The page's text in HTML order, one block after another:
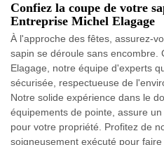
Confiez la coupe de votre
Entreprise Michel Elagage
À l'approche des fêtes, assurez-
sapin se déroule sans encombre.
Elagage, notre équipe d'experts
sécurisée, respectueuse de
Notre solide expérience dans le
équipements de pointe, assure
pour votre propriété. Profitez de
soigneusement exécuté pour